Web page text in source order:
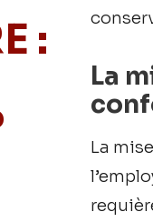
:
La
La